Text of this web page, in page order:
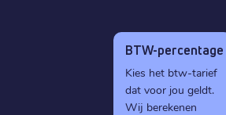
BTW-percentage
Kies het btw-tarief
dat voor jou geldt.
Wij berekenen